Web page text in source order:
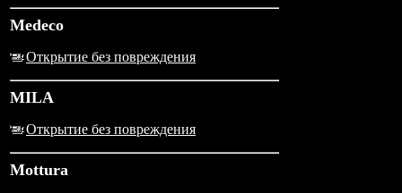
Medeco
Открытие без повреждения
MILA
Открытие без повреждения
Mottura